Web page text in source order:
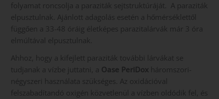
folyamat roncsolja a paraziták sejtstruktúráját. A paraziták
elpusztulnak. Ajánlott adagolás esetén a hőmérséklettől
függően a 33-48 óráig életképes parazitalárvák már 3 óra
elmúltával elpusztulnak.
Ahhoz, hogy a kifejlett paraziták további lárvákat se
tudjanak a vízbe juttatni, a Oase PeriDox háromszori-
négyszeri használata szükséges. Az oxidációval
felszabadítandó oxigén közvetlenül a vízben oldódik fel, és